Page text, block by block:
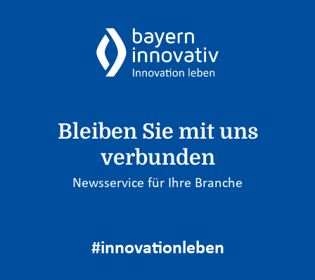
Bleiben Sie mit uns
verbunden
Newsservice für Ihre Branche
#innovationleben